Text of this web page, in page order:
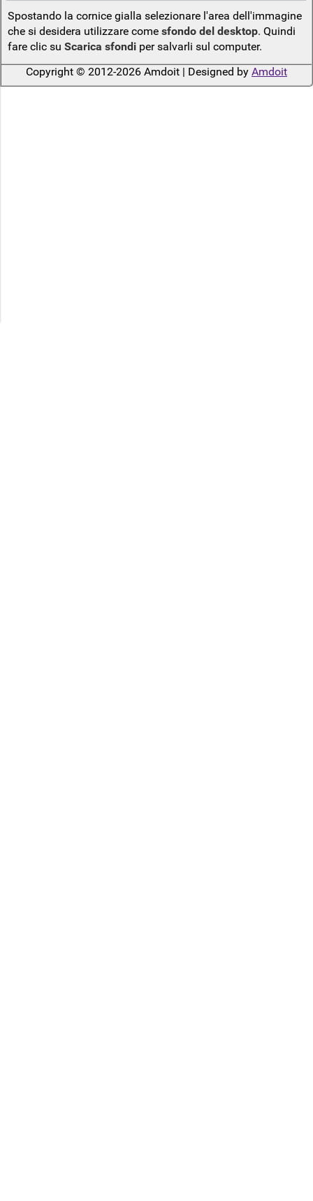
Spostando la cornice gialla selezionare l'area dell'immagine
che si desidera utilizzare come sfondo del desktop. Quindi
fare clic su Scarica sfondiper salvarli sul computer.
Copyright © 2012-2026 Amdoit | Designed by Amdoit